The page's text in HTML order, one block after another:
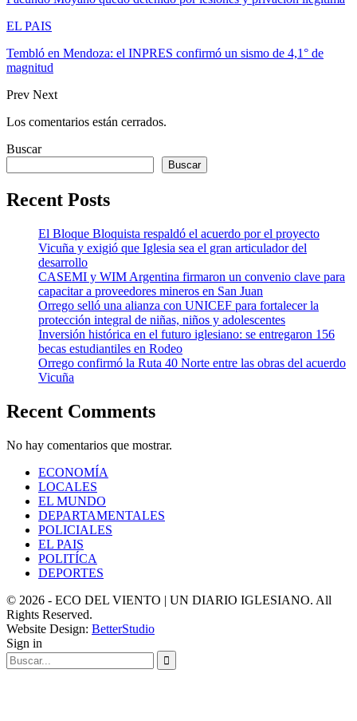
EL PAIS
Tembló en Mendoza: el INPRES confirmó un sismo de 4,1° de
magnitud
Prev Next
Los comentarios están cerrados.
Buscar
Buscar
Recent Posts
El Bloque Bloquista respaldó el acuerdo por el proyecto
Vicuña y exigió que Iglesia sea el gran articulador del
desarrollo
CASEMI y WIM Argentina firmaron un convenio clave para
capacitar a proveedores mineros en San Juan
Orrego selló una alianza con UNICEF para fortalecer la
protección integral de niñas, niños y adolescentes
Inversión histórica en el futuro iglesiano: se entregaron 156
becas estudiantiles en Rodeo
Orrego confirmó la Ruta 40 Norte entre las obras del acuerdo
Vicuña
Recent Comments
No hay comentarios que mostrar.
ECONOMÍA
LOCALES
EL MUNDO
DEPARTAMENTALES
POLICIALES
EL PAIS
POLITÍCA
DEPORTES
© 2026 - ECO DEL VIENTO | UN DIARIO IGLESIANO. All
Rights Reserved.
Website Design: BetterStudio
Sign in